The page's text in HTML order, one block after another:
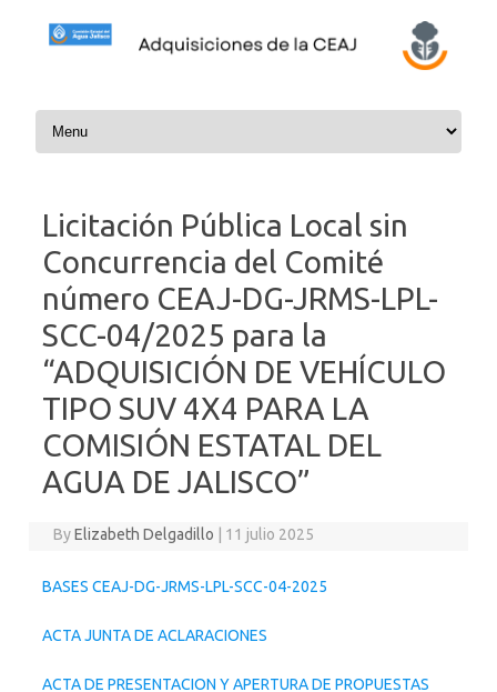
Skip to content
Licitación Pública Local sin
Concurrencia del Comité
número CEAJ-DG-JRMS-LPL-
SCC-04/2025 para la
“ADQUISICIÓN DE VEHÍCULO
TIPO SUV 4X4 PARA LA
COMISIÓN ESTATAL DEL
AGUA DE JALISCO”
ByElizabeth Delgadillo 11 julio 2025
BASES CEAJ-DG-JRMS-LPL-SCC-04-2025
ACTA JUNTA DE ACLARACIONES
ACTA DE PRESENTACION Y APERTURA DE PROPUESTAS